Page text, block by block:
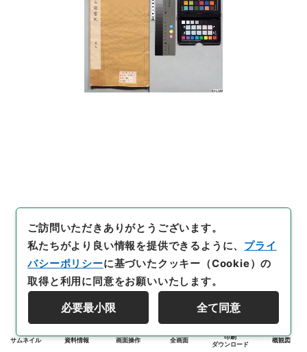
サムネイル 資料情報 画面操作 全画面
印刷
ダウンロード
概観図
ご訪問いただきありがとうございます。
私たちがより良い情報を提供できるように、 プライ
バシーポリシーに基づいたクッキー（Cookie）の
取得と利用に同意をお願いいたします。
必要最小限 全て同意